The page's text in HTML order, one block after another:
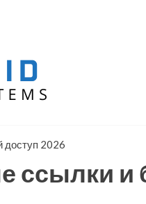
доступ 2026
ссылки и